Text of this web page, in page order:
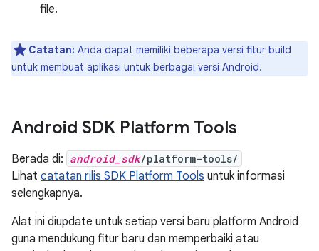
file.
Catatan: Anda dapat memiliki beberapa versi fitur build
untuk membuat aplikasi untuk berbagai versi Android.
Android SDK Platform Tools
Berada di: android_sdk/platform-tools/
Lihat catatan rilis SDK Platform Tools untuk informasi
selengkapnya.
Alat ini diupdate untuk setiap versi baru platform Android
guna mendukung fitur baru dan memperbaiki atau